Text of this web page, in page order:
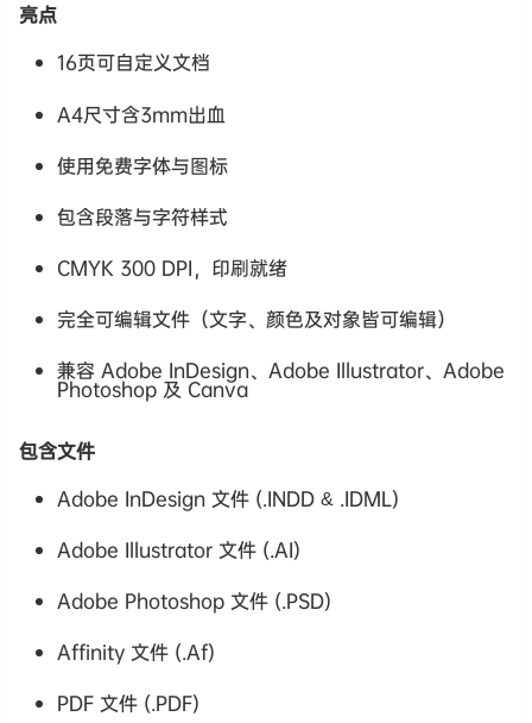
亮点
16页可自定义文档
A4尺寸含3mm出血
使用免费字体与图标
包含段落与字符样式
CMYK 300 DPI，印刷就绪
完全可编辑文件（文字、颜色及对象皆可编辑）
兼容 Adobe InDesign、Adobe Illustrator、Adobe
Photoshop 及 Canva
包含文件
Adobe InDesign 文件 (.INDD & .IDML)
Adobe Illustrator 文件 (.AI)
Adobe Photoshop 文件 (.PSD)
Affinity 文件 (.Af)
PDF 文件 (.PDF)